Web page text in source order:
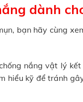
dành
bạn hãy cùng
nắng vật lý
hiểu kỹ để tránh